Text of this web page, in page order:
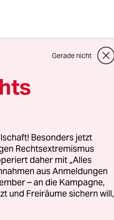
so
es
Gerade nicht
Besonders jetzt
Rechtsextremismus
daher mit „Alles
aus Anmeldungen
– an die Kampagne,
und Freiräume sichern will,